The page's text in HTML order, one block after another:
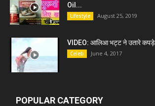
Oil...
Lifestyle August 25, 2019
VIDEO: आलिआ भट्ट ने उतारे
Celeb June 4, 2017
POPULAR CATEGORY